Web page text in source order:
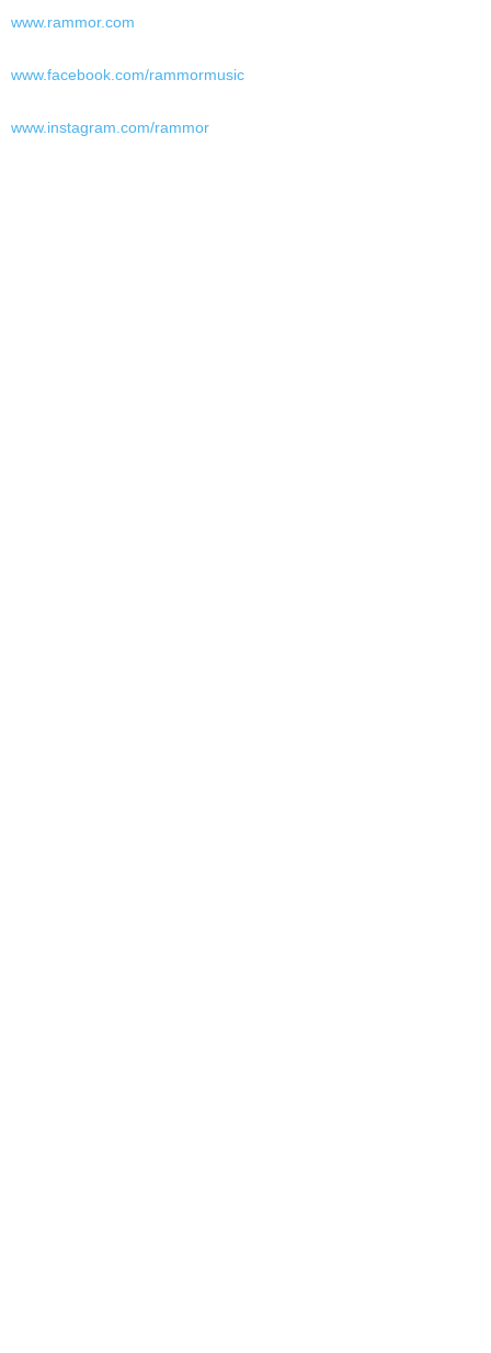
www.rammor.com
www.facebook.com/rammormusic
www.instagram.com/rammor